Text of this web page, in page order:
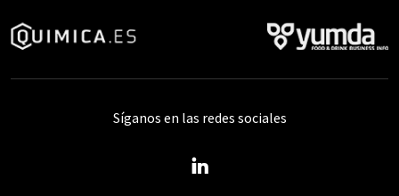
Síganos en las redes sociales